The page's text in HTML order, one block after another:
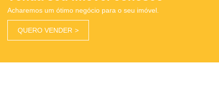
Acharemos um ótimo negócio para o seu imóvel.
QUERO VENDER